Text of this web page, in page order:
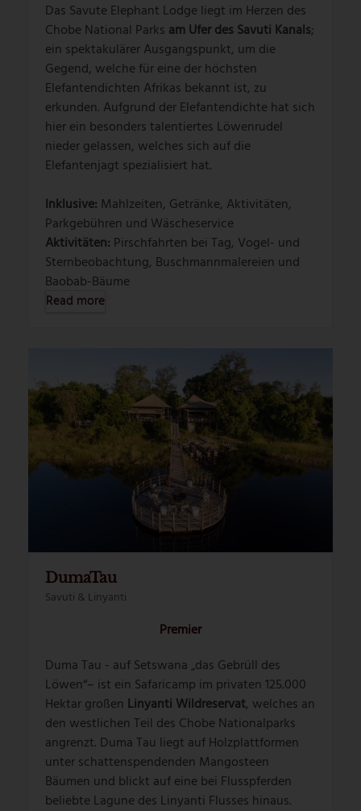
Das Savute Elephant Lodge liegt im Herzen des
Chobe National Parks am Ufer des Savuti Kanals;
ein spektakulärer Ausgangspunkt, um die
Gegend, welche für eine der höchsten
Elefantendichten Afrikas bekannt ist, zu
erkunden. Aufgrund der Elefantendichte hat sich
hier ein besonders talentiertes Löwenrudel
nieder gelassen, welches sich auf die
Elefantenjagt spezialisiert hat.
Inklusive: Mahlzeiten, Getränke, Aktivitäten,
Parkgebühren und Wäscheservice
Aktivitäten: Pirschfahrten bei Tag, Vogel- und
Sternbeobachtung, Buschmannmalereien und
Baobab-Bäume
Read more
DumaTau
Savuti & Linyanti
Premier
Duma Tau - auf Setswana „das Gebrüll des
Löwen“– ist ein Safaricamp im privaten 125.000
Hektar großen Linyanti Wildreservat, welches an
den westlichen Teil des Chobe Nationalparks
angrenzt. Duma Tau liegt auf Holzplattformen
unter schattenspendenden Mangosteen
Bäumen und blickt auf eine bei Flusspferden
beliebte Lagune des Linyanti Flusses hinaus.